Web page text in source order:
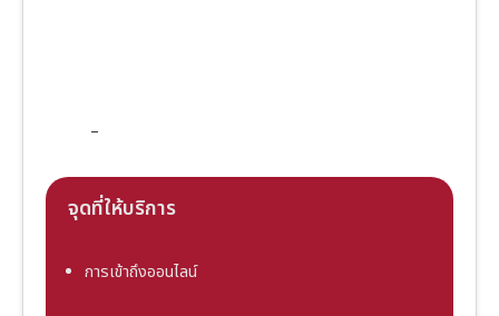
–
จุดที่ให้บริการ
การเข้าถึงออนไลน์